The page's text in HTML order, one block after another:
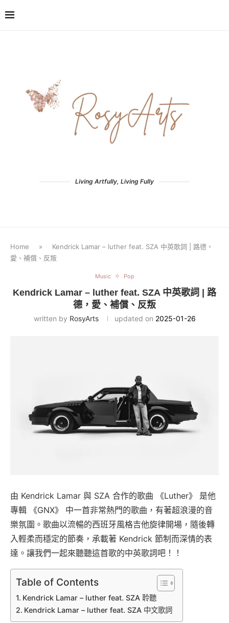
Living Artfully, Living Fully
Home »
Kendrick Lamar – luther feat. SZA 中英歌詞 | 路德，
愛、補償、反叛
Music Pop
Kendrick Lamar – luther feat. SZA 中英歌詞 | 路
德，愛、補償、反叛
written by RosyArts updated on 2025-01-26
由 Kendrick Lamar 與 SZA 合作的歌曲 《Luther》 是他
專輯 《GNX》 中一首非常熱門的歌曲，有著超浪漫的音
樂氛圍。歌曲以流暢的西班牙風格吉他旋律開場，隨後轉
入輕柔而穩定的節奏，承載著 Kendrick 節制而深情的表
達。讓我們一起來聽聽這首歌的中英歌詞吧！！
Table of Contents
Kendrick Lamar – luther feat. SZA 聆聽
Kendrick Lamar – luther feat. SZA 中文歌詞